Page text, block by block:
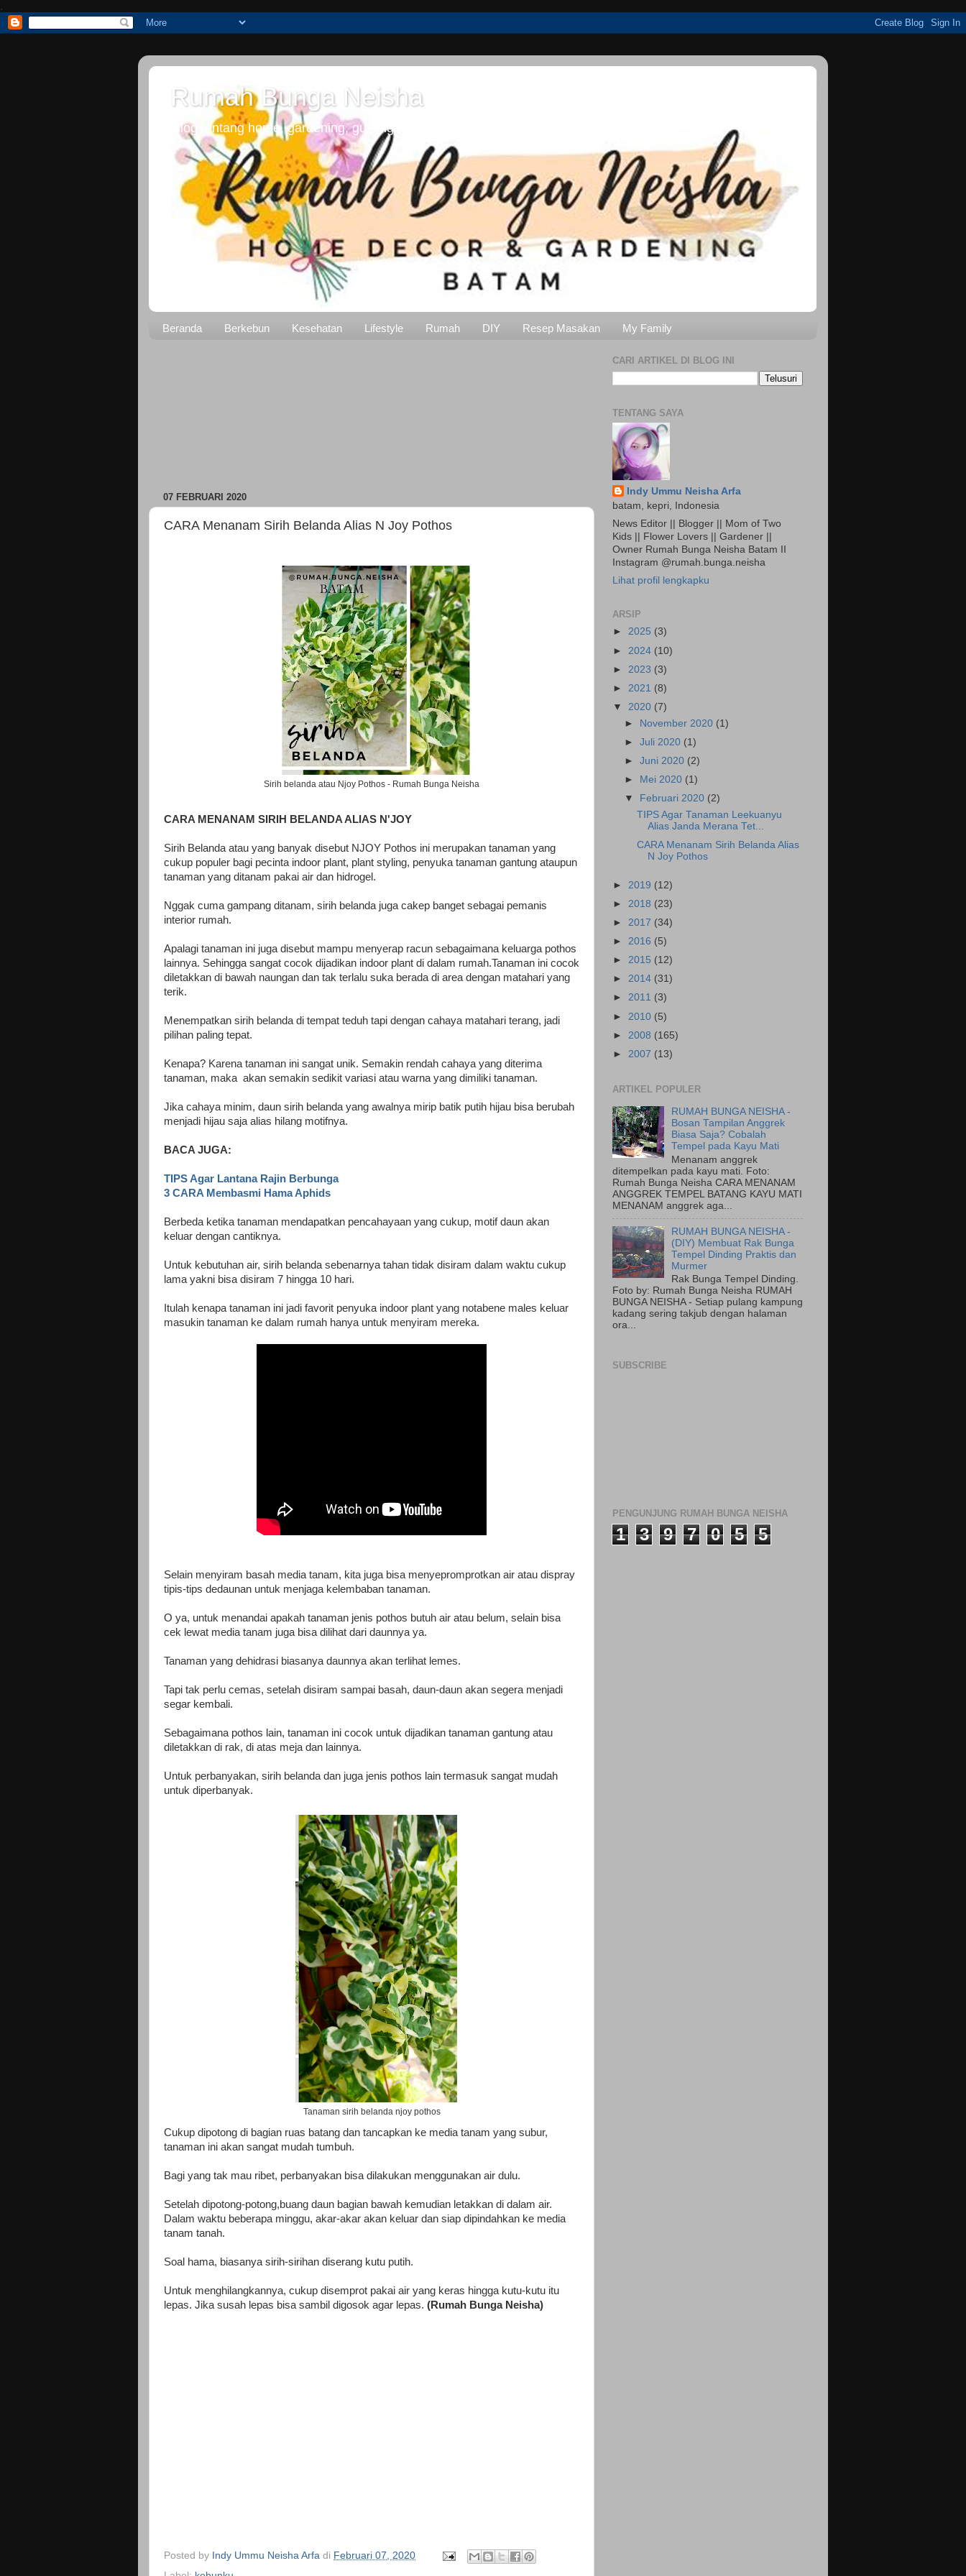
.
Rumah Bunga Neisha
Blog tentang home, gardening, guiding dan lifestyle
Beranda Berkebun Kesehatan Lifestyle Rumah DIY Resep Masakan My Family
07 FEBRUARI 2020
CARA Menanam Sirih Belanda Alias N Joy Pothos
Sirih belanda atau Njoy Pothos - Rumah Bunga Neisha
CARA MENANAM SIRIH BELANDA ALIAS N'JOY
Sirih Belanda atau yang banyak disebut NJOY Pothos ini merupakan tanaman yang
cukup populer bagi pecinta indoor plant, plant styling, penyuka tanaman gantung ataupun
tanaman yang ditanam pakai air dan hidrogel.
Nggak cuma gampang ditanam, sirih belanda juga cakep banget sebagai pemanis
interior rumah.
Apalagi tanaman ini juga disebut mampu menyerap racun sebagaimana keluarga pothos
lainnya. Sehingga sangat cocok dijadikan indoor plant di dalam rumah.Tanaman ini cocok
diletakkan di bawah naungan dan tak terlalu suka berada di area dengan matahari yang
terik.
Menempatkan sirih belanda di tempat teduh tapi dengan cahaya matahari terang, jadi
pilihan paling tepat.
Kenapa? Karena tanaman ini sangat unik. Semakin rendah cahaya yang diterima
tanaman, maka akan semakin sedikit variasi atau warna yang dimiliki tanaman.
Jika cahaya minim, daun sirih belanda yang awalnya mirip batik putih hijau bisa berubah
menjadi hijau saja alias hilang motifnya.
BACA JUGA:
TIPS Agar Lantana Rajin Berbunga
3 CARA Membasmi Hama Aphids
Berbeda ketika tanaman mendapatkan pencahayaan yang cukup, motif daun akan
keluar dengan cantiknya.
Untuk kebutuhan air, sirih belanda sebenarnya tahan tidak disiram dalam waktu cukup
lama yakni bisa disiram 7 hingga 10 hari.
Itulah kenapa tanaman ini jadi favorit penyuka indoor plant yang notabene males keluar
masukin tanaman ke dalam rumah hanya untuk menyiram mereka.
Selain menyiram basah media tanam, kita juga bisa menyepromprotkan air atau dispray
tipis-tips dedaunan untuk menjaga kelembaban tanaman.
O ya, untuk menandai apakah tanaman jenis pothos butuh air atau belum, selain bisa
cek lewat media tanam juga bisa dilihat dari daunnya ya.
Tanaman yang dehidrasi biasanya daunnya akan terlihat lemes.
Tapi tak perlu cemas, setelah disiram sampai basah, daun-daun akan segera menjadi
segar kembali.
Sebagaimana pothos lain, tanaman ini cocok untuk dijadikan tanaman gantung atau
diletakkan di rak, di atas meja dan lainnya.
Untuk perbanyakan, sirih belanda dan juga jenis pothos lain termasuk sangat mudah
untuk diperbanyak.
Tanaman sirih belanda njoy pothos
Cukup dipotong di bagian ruas batang dan tancapkan ke media tanam yang subur,
tanaman ini akan sangat mudah tumbuh.
Bagi yang tak mau ribet, perbanyakan bisa dilakukan menggunakan air dulu.
Setelah dipotong-potong,buang daun bagian bawah kemudian letakkan di dalam air.
Dalam waktu beberapa minggu, akar-akar akan keluar dan siap dipindahkan ke media
tanam tanah.
Soal hama, biasanya sirih-sirihan diserang kutu putih.
Untuk menghilangkannya, cukup disemprot pakai air yang keras hingga kutu-kutu itu
lepas. Jika susah lepas bisa sambil digosok agar lepas. (Rumah Bunga Neisha)
Posted by Indy Ummu Neisha Arfa di Februari 07, 2020
CARI ARTIKEL DI BLOG INI
TENTANG SAYA
Indy Ummu Neisha Arfa
batam, kepri, Indonesia
News Editor || Blogger || Mom of Two
Kids || Flower Lovers || Gardener ||
Owner Rumah Bunga Neisha Batam II
Instagram @rumah.bunga.neisha
Lihat profil lengkapku
ARSIP
► 2025 (3)
► 2024 (10)
► 2023 (3)
► 2021 (8)
▼ 2020 (7)
► November 2020 (1)
►Juli 2020 (1)
►Juni 2020 (2)
►
Mei 2020 (1)
▼
Februari 2020 (2)
TIPS Agar Tanaman Leekuanyu
Alias Janda Merana Tet...
CARA Menanam Sirih Belanda Alias
N Joy Pothos
► 2019 (12)
► 2018 (23)
► 2017 (34)
► 2016 (5)
► 2015 (12)
► 2014 (31)
► 2011 (3)
► 2010 (5)
► 2008 (165)
► 2007 (13)
ARTIKEL POPULER
RUMAH BUNGA NEISHA -
Bosan Tampilan Anggrek
Biasa Saja? Cobalah
Tempel pada Kayu Mati
Menanam anggrek
ditempelkan pada kayu mati. Foto:
Rumah Bunga Neisha CARA MENANAM
ANGGREK TEMPEL BATANG KAYU MATI
MENANAM anggrek aga...
RUMAH BUNGA NEISHA -
(DIY) Membuat Rak Bunga
Tempel Dinding Praktis dan
Murmer
Rak Bunga Tempel Dinding.
Foto by: Rumah Bunga Neisha RUMAH
BUNGA NEISHA - Setiap pulang kampung
kadang sering takjub dengan halaman
ora...
SUBSCRIBE
PENGUNJUNG RUMAH BUNGA NEISHA
1 3 9 7 0 5 5